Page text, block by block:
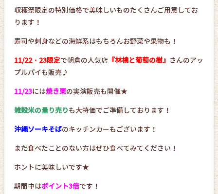
収穫祭限定の特別価格で美味しいものたくさんご用意してお
ります！
寿司や刺身などの海鮮系はもちろんお野菜や果物も！
11/22・23限定で朝倉の人気店『林檎と葡萄の樹』 さんのアッ
プルパイも販売♪
11/23には焼き栗の実演販売も開催★
雑穀米の量り売りも大特価でご準備しております！
沖縄ソーキそばのキッチンカーもございます！
まだ食べたことのない方はぜひ食べてみてください！
ホントに美味しいです★
期間中はポイント3倍です！